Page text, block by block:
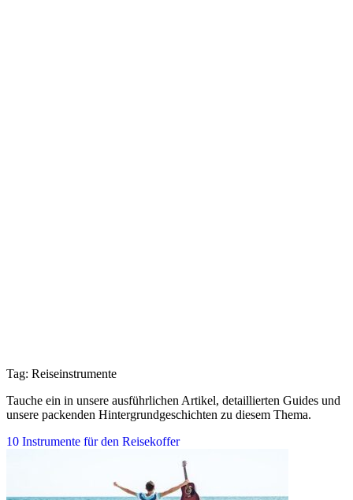
Tag: Reiseinstrumente
Tauche ein in unsere ausführlichen Artikel, detaillierten Guides und
unsere packenden Hintergrundgeschichten zu diesem Thema.
10 Instrumente für den Reisekoffer